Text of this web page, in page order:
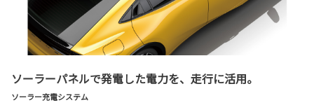
ソーラーパネルで発電した電力を、走行に活用。
ソーラー充電システム